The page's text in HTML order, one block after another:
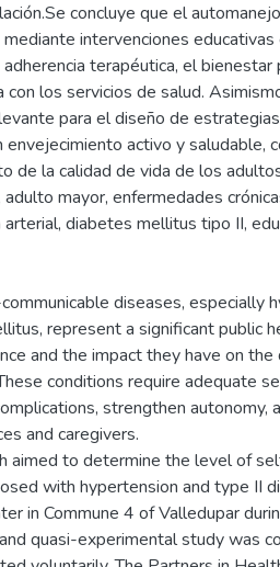
concluye que el
intervenciones educativas
terapéutica, el bienestar
con los servicios de salud.
para el diseño de
envejecimiento activo y saludable,
de la calidad de vida de los
mayor, enfermedades
diabetes mellitus tipo II,
diseases, especially
represent a significant public
and the impact they have on
conditions require adequate
strengthen autonomy,
and caregivers.
aimed to determine the level of
with hypertension and type II
in Commune 4 of Valledupar
quasi-experimental study was